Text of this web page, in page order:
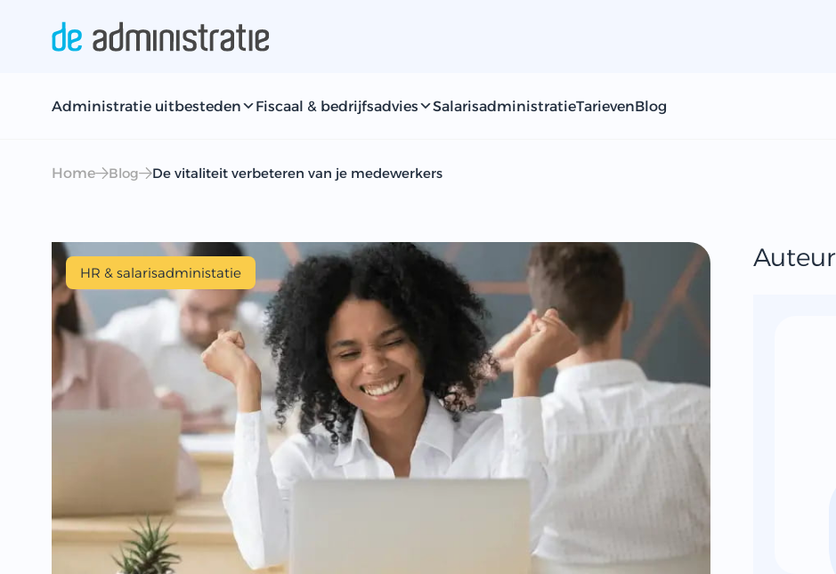
Administratie uitbesteden Fiscaal & bedrijfsadvies SalarisadministratieTarievenBlog
Home Blog De vitaliteit verbeteren van je medewerkers
HR & salarisadministatie
Auteur